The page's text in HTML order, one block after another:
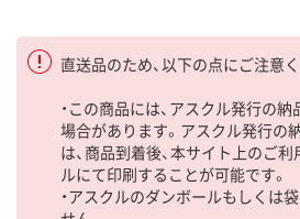
直送品のため、以下の点にご注意く
・この商品には、アスクル発行の
場合があります。アスクル発行の
は、商品到着後、本サイト上のご
ルにて印刷することが可能です。
・アスクルのダンボールもしくは